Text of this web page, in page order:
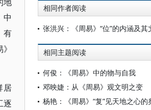
地
中
有
居
逐
相同作者阅读
相同主题阅读
何俊：《周易》中的物与自我
邓映婕：从《周易》观文明之变
杨艳：《周易》“复”见天地之心的